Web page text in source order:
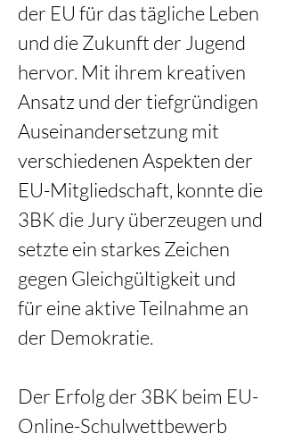
der EU für das tägliche Leben
und die Zukunft der Jugend
hervor. Mit ihrem kreativen
Ansatz und der tiefgründigen
Auseinandersetzung mit
verschiedenen Aspekten der
EU-Mitgliedschaft, konnte die
3BK die Jury überzeugen und
setzte ein starkes Zeichen
gegen Gleichgültigkeit und
für eine aktive Teilnahme an
der Demokratie.
Der Erfolg der 3BK beim EU-
Online-Schulwettbewerb